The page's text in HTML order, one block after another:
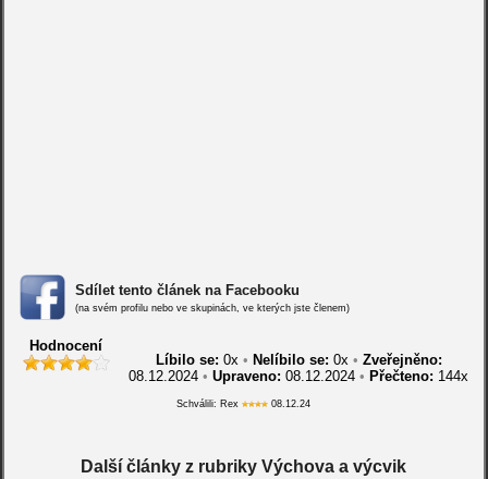
Sdílet tento článek na Facebooku
(na svém profilu nebo ve skupinách, ve kterých jste členem)
Hodnocení
Líbilo se: 0x • Nelíbilo se: 0x • Zveřejněno:
08.12.2024• Upraveno: 08.12.2024• Přečteno: 144x
Schválili: Rex 08.12.24
Další články z rubriky Výchova a výcvik